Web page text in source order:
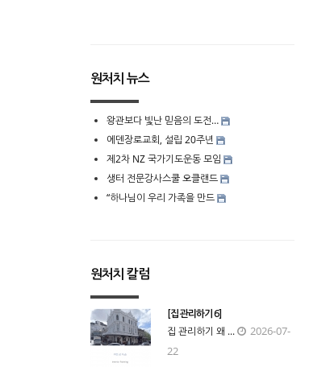
원처치 뉴스
왕관보다 빛난 믿음의 도전…
에덴장로교회, 설립 20주년
제2차 NZ 국가기도운동 모임
생터 전문강사스쿨 오클랜드
“하나님이 우리 가족을 만드
원처치 칼럼
[집 관리하기 6]
집 관리하기 왜 ...
2026-07-
22